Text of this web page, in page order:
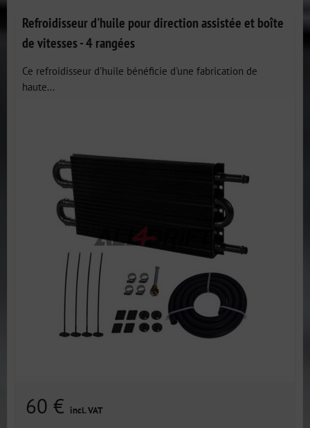
Refroidisseur d'huile pour direction assistée et boîte
de vitesses - 4 rangées
Ce refroidisseur d'huile bénéficie d'une fabrication de
haute...
60 € incl. VAT